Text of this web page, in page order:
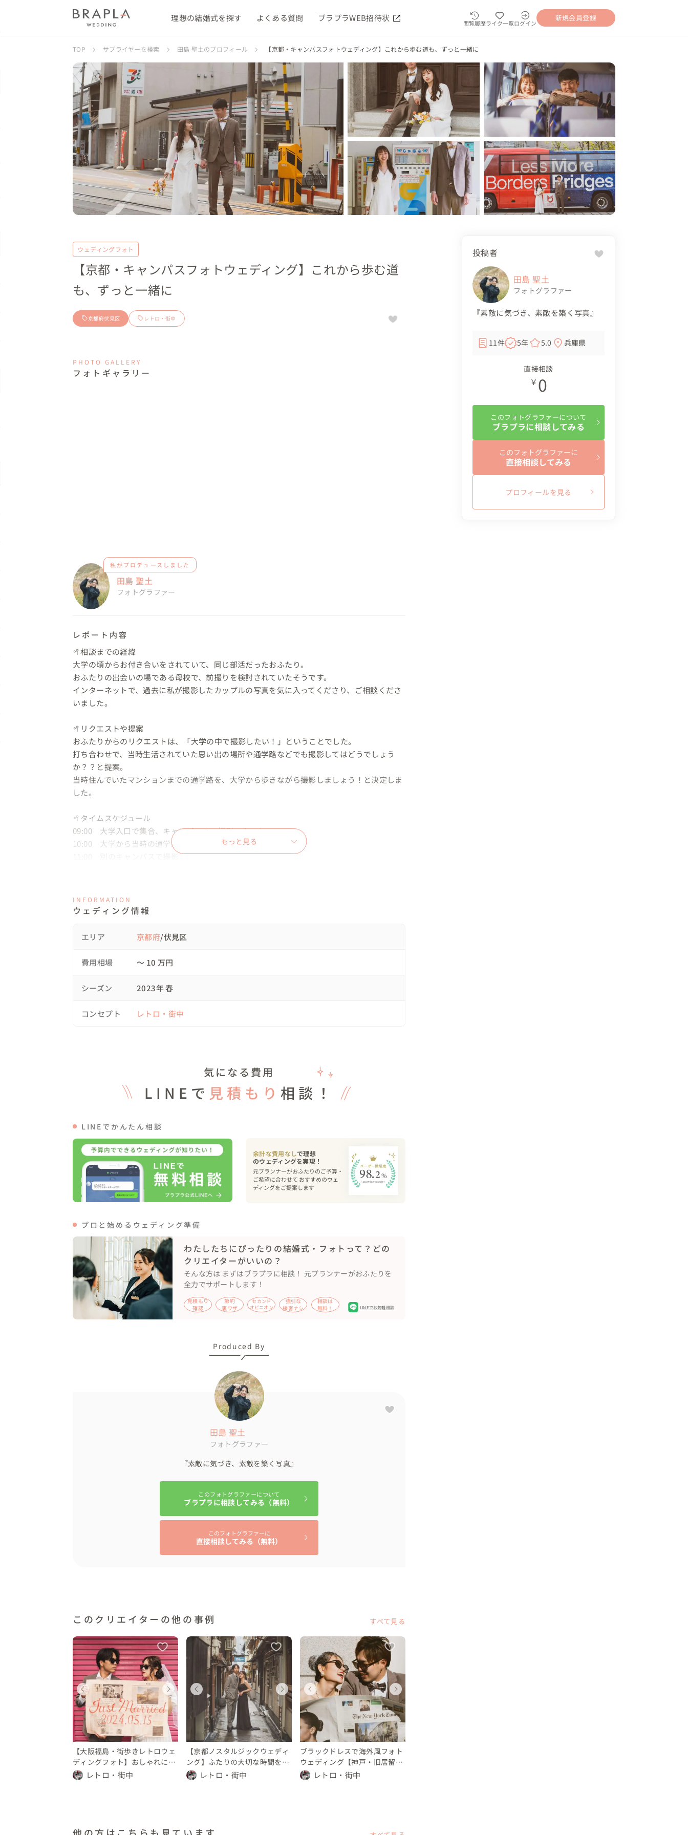
理想の結婚式を探す よくある質問 ブラプラWEB招待状 閲覧履歴ライク一覧ログイン
新規会員登録
TOP サプライヤーを検索 田島 聖土のプロフィール 【京都・キャンパスフォトウェディング】これから歩む道も、ずっと一緒に
ウェディングフォト
【京都・キャンパスフォトウェディング】これから歩む道
も、ずっと一緒に
京都府伏見区 レトロ・街中
PHOTO GALLERY
フォトギャラリー
私がプロデュースしました
田島 聖土
フォトグラファー
レポート内容
🥍相談までの経緯
大学の頃からお付き合いをされていて、同じ部活だったおふたり。
おふたりの出会いの場である母校で、前撮りを検討されていたそうです。
インターネットで、過去に私が撮影したカップルの写真を気に入ってくださり、ご相談くださ
いました。
🥍リクエストや提案
おふたりからのリクエストは、「大学の中で撮影したい！」ということでした。
打ち合わせで、当時生活されていた思い出の場所や通学路などでも撮影してはどうでしょう
か？？と提案。
当時住んでいたマンションまでの通学路を、大学から歩きながら撮影しましょう！と決定しま
した。
🥍タイムスケジュール
09:00　大学入口で集合、キャンパス内で撮影スタート
10:00　大学から当時の通学路で撮影
11:00　別のキャンパスで撮影
最初は緊張していたおふたり。
ました😊
キャンパス内で撮影を続けておりますと、当時よく利用されていた思い出のあるスクールバス
撮影の許可は取っていなかったものの、運転手さんに撮影許可をいただき、急遽撮影させてい
通学路を歩いていると、ますます記憶が蘇ってきたようで、思い出話に花が咲いていました。
よく通っていたという和菓子屋さんにも立ち寄り、大好きだった豆大福を買って笑顔で頬張っ
ていた姿が、とても可愛らしく印象に残っています♪
それから、レトロなコインランドリーを見つけ、冗談で「当時行ってましたか？」と聞くと、
「めちゃくちゃ通っていました！！！」とまさかの返事が返ってきました🤣
こんなエモいコインランドリー！！撮影しなきゃ！とたくさんシャッターを切りました📸
また、在学中はおんぶで帰宅したことは無いと思い、おんぶしていただいたり、
線路では走っていただいたり、と楽しいポーズでも撮影しました😊
移動中の車内でもお話を聞きながら撮影を続け、ますますおふたりを知ることができ、もっと
仲良くなれました✨
最後の方には撮影に慣れてきた様子でしたので、笑顔だけではなくクールでカッコいい表情も
撮影させていただきました。
🥍お持ち込みされたもの
全ておふたりがご準備されました。
私が大切にしていることは「素敵に気づき、素敵を築く写真」
素敵な場所だから、素敵な写真ということだけではなくて、おふたりがいるからそこが素敵な
おふたりのゆかりある場所で、素敵な思い出を残すお手伝いをさせてください。
漠然と前撮りがしたい、といった相談からでも、
「どこで撮りたい？いつも行く場所や思い出の地は？趣味、好きなことは？？」
など、会話を通してぴったりな場所やシチュエーションを提案をします。
もっと見る
INFORMATION
ウェディング情報
エリア 京都府/伏見区
費用相場 〜 10 万円
シーズン 2023年 春
コンセプト レトロ・街中
気になる費用
LINEで 見積もり 相談！
LINEでかんたん相談
余計な費用なしで理想
元プランナーがおふたりのご予算・
ご希望に合わせて おすすめのウェ
ディングをご提案します
プロと始めるウェディング準備
わたしたちにぴったりの結婚式・フォトって？どの
クリエイターがいいの？
そんな方は まずはブラプラに相談！ 元プランナーがおふたりを
全力でサポートします！
見積もり
確認
節約
裏ワザ
セカンド
オピニオン
強引な
接客ナシ
相談は
無料！
LINEでお気軽相談
Produced By
田島 聖土
フォトグラファー
『素敵に気づき、素敵を築く写真』
このフォトグラファーについて
ブラプラに相談してみる（無料）
このフォトグラファーに
直接相談してみる（無料）
このクリエイターの他の事例 すべて見る
ウェディングフォト
大阪府
〜 10 万円
ウェディングフォト
大阪府
〜 10 万円
ウェディングフォト
大阪府
〜 10 万円
【大阪福島・街歩きレトロウェ
ディングフォト】おしゃれに残
すエモい瞬間
レトロ・街中
ウェディングフォト
京都府
〜 10 万円
ウェディングフォト
京都府
〜 10 万円
ウェディングフォト
京都府
〜 10 万円
【京都ノスタルジックウェディ
ング】ふたりの大切な時間を撮
ろう レトロ・街中
ウェディングフォト
兵庫県
〜 10 万円
ウェディングフォト
兵庫県
〜 10 万円
ウェディングフォト
兵庫県
〜 10 万円
ブラックドレスで海外風フォト
ウェディング【神戸・旧居留
地】 レトロ・街中
他の方はこちらも見ています
投稿者
田島 聖土
フォトグラファー
『素敵に気づき、素敵を築く写真』
11件 5年 5.0 兵庫県
直接相談
￥ 0
このフォトグラファーについて
ブラプラに相談してみる
このフォトグラファーに
直接相談してみる
プロフィールを見る